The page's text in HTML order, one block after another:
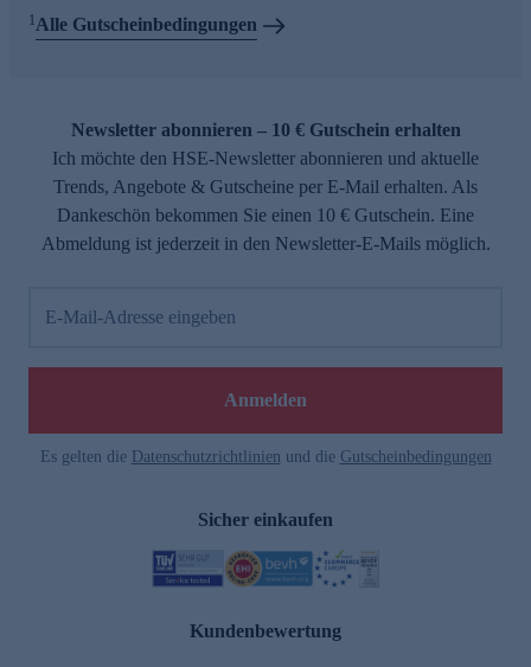
1Alle Gutscheinbedingungen
Newsletter abonnieren – 10 € Gutschein erhalten
Ich möchte den HSE-Newsletter abonnieren und aktuelle
Trends, Angebote & Gutscheine per E-Mail erhalten. Als
Dankeschön bekommen Sie einen 10 € Gutschein. Eine
Abmeldung ist jederzeit in den Newsletter-E-Mails möglich.
E-Mail-Adresse eingeben
Anmelden
Es gelten die Datenschutzrichtlinien und die Gutscheinbedingungen
Sicher einkaufen
Kundenbewertung